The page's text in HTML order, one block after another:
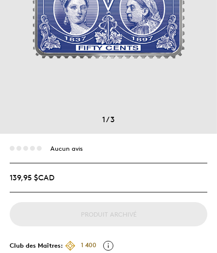
1/3
Aucun avis
139,95 $CAD
PRODUIT ARCHIVÉ
Club des Maîtres:
1 400